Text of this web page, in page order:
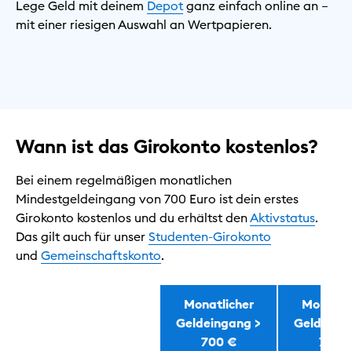
Lege Geld mit deinem Depotganz einfach online an –
mit einer riesigen Auswahl an Wertpapieren.
Wann ist das Girokonto kostenlos?
Bei einem regelmäßigen monatlichen
Mindestgeldeingang von 700 Euro ist dein erstes
Girokonto kostenlos und du erhältst denAktivstatus.
Das gilt auch für unser Studenten-Girokonto
und Gemeinschaftskonto.
Wann ist das Girokonto kostenlos?
Monatlicher
Geldeingang >
700 €
700